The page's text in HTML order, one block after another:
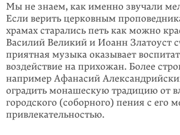
Мы не знаем, как именно звучали
Если верить церковным
храмах старались петь как можно
Василий Великий и Иоанн Златоуст
приятная музыка оказывает
воздействие на прихожан. Более
например Афанасий
оградить монашескую традицию от
городского (соборного) пения с его
привлекательностью.